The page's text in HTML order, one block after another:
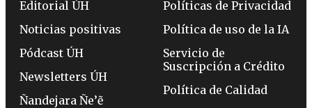
Editorial ÚH
Noticias positivas
Pódcast ÚH
Newsletters ÚH
Ñandejara Ñe’ẽ
Políticas de Privacidad
Política de uso de la IA
Servicio de
Suscripción a Crédito
Política de Calidad